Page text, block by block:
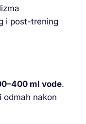
i post-trening
ml vode.
odmah nakon